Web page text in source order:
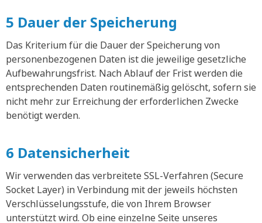
5 Dauer der Speicherung
Das Kriterium für die Dauer der Speicherung von
personenbezogenen Daten ist die jeweilige gesetzliche
Aufbewahrungsfrist. Nach Ablauf der Frist werden die
entsprechenden Daten routinemäßig gelöscht, sofern sie
nicht mehr zur Erreichung der erforderlichen Zwecke
benötigt werden.
6 Datensicherheit
Wir verwenden das verbreitete SSL-Verfahren (Secure
Socket Layer) in Verbindung mit der jeweils höchsten
Verschlüsselungsstufe, die von Ihrem Browser
unterstützt wird. Ob eine einzelne Seite unseres